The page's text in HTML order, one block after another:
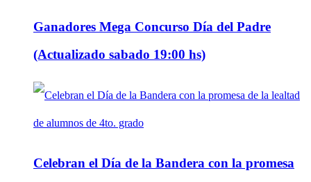
Ganadores Mega Concurso Día del Padre
(Actualizado sabado 19:00 hs)
Celebran el Día de la Bandera con la promesa